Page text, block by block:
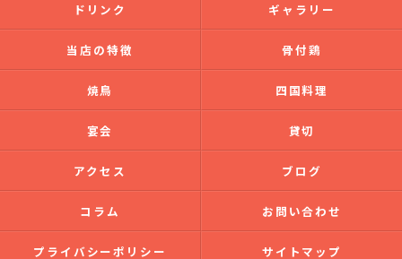
ドリンク ギャラリー
当店の特徴 骨付鶏
焼鳥 四国料理
宴会 貸切
アクセス ブログ
コラム お問い合わせ
プライバシーポリシー サイトマップ